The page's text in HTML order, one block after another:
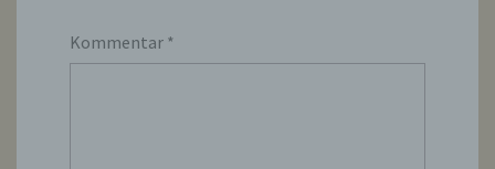
Kommentar *